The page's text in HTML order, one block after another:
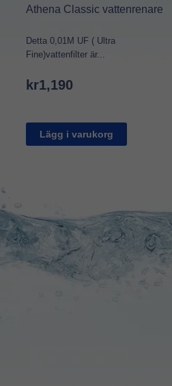
Athena Classic vattenrenare
Detta 0,01M UF ( Ultra
Fine)vattenfilter är...
kr1,190
Lägg i varukorg